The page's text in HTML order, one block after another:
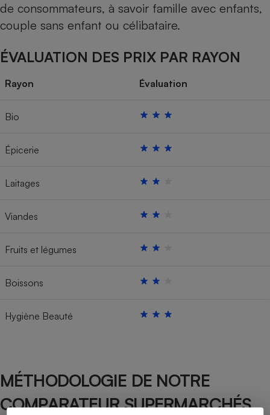
de consommateurs, à savoir famille avec enfants,
couple sans enfant ou célibataire.
ÉVALUATION DES PRIX PAR RAYON
Rayon Évaluation
Bio
Épicerie
Laitages
Viandes
Fruits et légumes
Boissons
Hygiène Beauté
MÉTHODOLOGIE DE NOTRE
COMPARATEUR SUPERMARCHÉS